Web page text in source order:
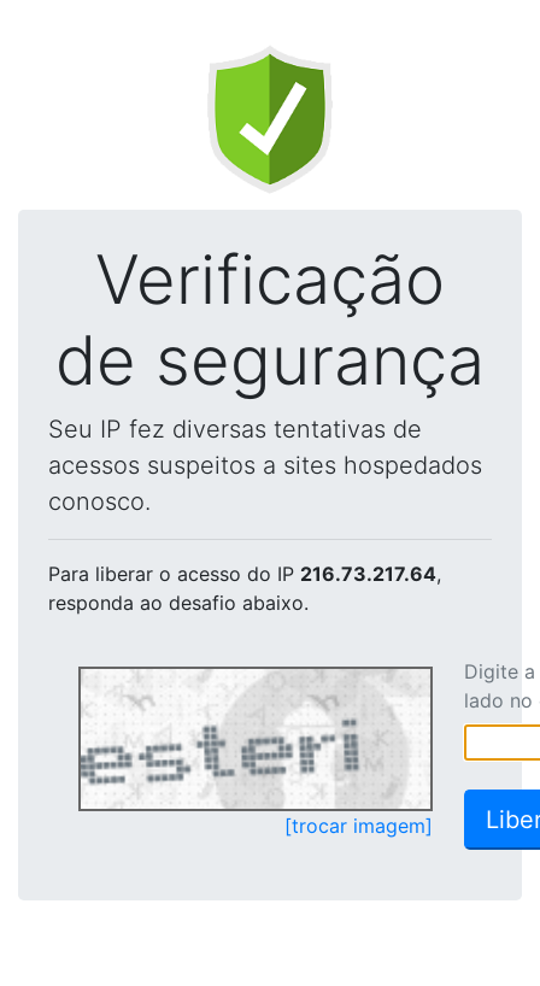
Verificação
de segurança
Seu IP fez diversas tentativas de
acessos suspeitos a sites hospedados
conosco.
Para liberar o acesso do IP 216.73.217.64,
responda ao desafio abaixo.
[trocar imagem]
Digite
lado no